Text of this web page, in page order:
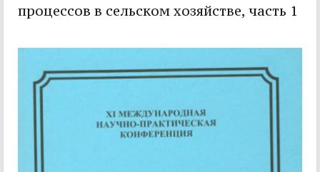
процессов в сельском хозяйстве, часть 1